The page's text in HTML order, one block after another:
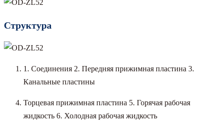
Структура
1. Соединения 2. Передняя прижимная пластина 3.
Канальные пластины
Торцевая прижимная пластина 5. Горячая рабочая
жидкость 6. Холодная рабочая жидкость